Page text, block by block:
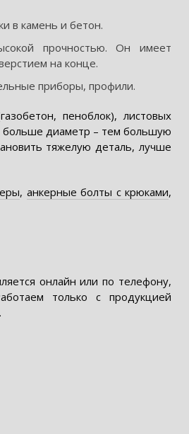
в камень и бетон.
прочностью. Он имеет
на конце.
приборы, профили.
пеноблок), листовых
больше диаметр – тем большую
тяжелую деталь, лучше
, анкерные болты с крюками,
онлайн или по телефону,
только с продукцией